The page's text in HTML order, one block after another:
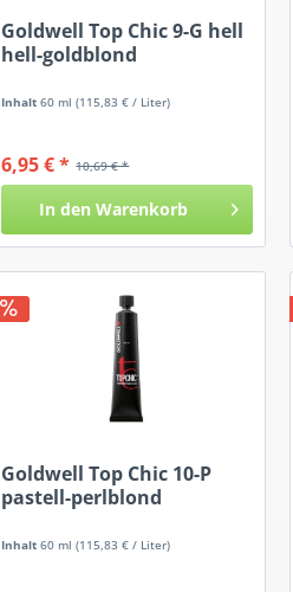
Goldwell Top Chic 9-G hell
hell-goldblond
Inhalt60 ml(115,83 € / Liter)
10,69 € *
6,95 € *
In den Warenkorb
Goldwell Top Chic 10-P
pastell-perlblond
Inhalt60 ml(115,83 € / Liter)